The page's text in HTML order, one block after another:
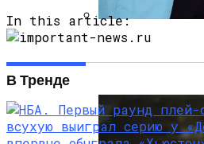
Тёмная Сторона
In this article:
В Тренде